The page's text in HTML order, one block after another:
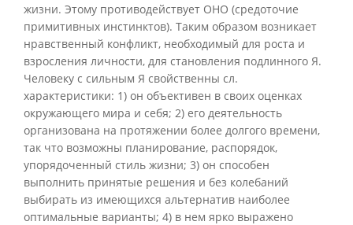
жизни. Этому противодействует ОНО (средоточие
примитивных инстинктов). Таким образом возникает
нравственный конфликт, необходимый для роста и
взросления личности, для становления подлинного Я.
Человеку с сильным Я свойственны сл.
характеристики: 1) он объективен в своих оценках
окружающего мира и себя; 2) его деятельность
организована на протяжении более долгого времени,
так что возможны планирование, распорядок,
упорядоченный стиль жизни; 3) он способен
выполнить принятые решения и без колебаний
выбирать из имеющихся альтернатив наиболее
оптимальные варианты; 4) в нем ярко выражено